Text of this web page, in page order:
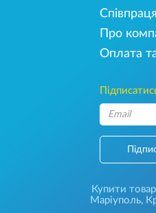
Співпраця
Про
Оплата
Купити
Маріуполь,